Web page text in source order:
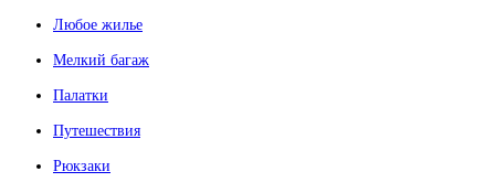
Любое жилье
Мелкий багаж
Палатки
Путешествия
Рюкзаки